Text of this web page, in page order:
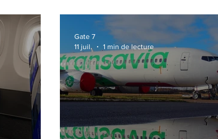
ouverture
Gate 7
11 juil.
1 min de lecture